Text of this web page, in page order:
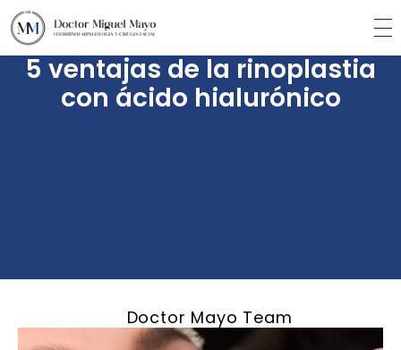
5 ventajas de la rinoplastia
con ácido hialurónico
Doctor Mayo Team